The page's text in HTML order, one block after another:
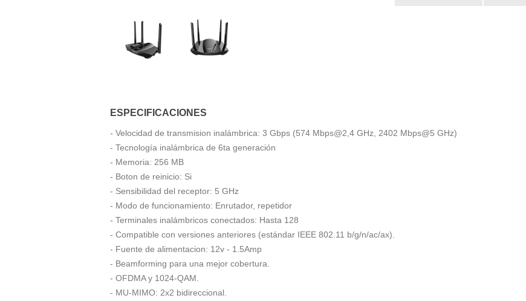
ESPECIFICACIONES
- Velocidad de transmision inalámbrica: 3 Gbps (574 Mbps@2,4 GHz, 2402 Mbps@5 GHz)
- Tecnología inalámbrica de 6ta generación
- Memoria: 256 MB
- Boton de reinicio: Si
- Sensibilidad del receptor: 5 GHz
- Modo de funcionamiento: Enrutador, repetidor
- Terminales inalámbricos conectados: Hasta 128
- Compatible con versiones anteriores (estándar IEEE 802.11 b/g/n/ac/ax).
- Fuente de alimentacion: 12v - 1.5Amp
- Beamforming para una mejor cobertura.
- OFDMA y 1024-QAM.
- MU-MIMO: 2x2 bidireccional.